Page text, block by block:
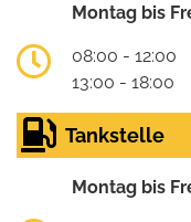
Montag bis
08:00 - 12:00
13:00 - 18:00
Tankstelle
Montag bis